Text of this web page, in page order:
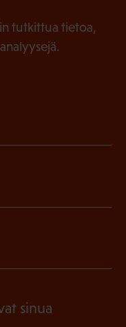
tutkittua tietoa,
sinua